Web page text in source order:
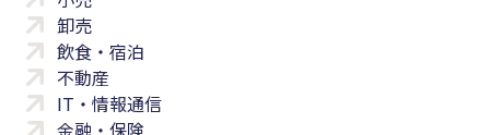
卸売
飲食・宿泊
不動産
IT・情報通信